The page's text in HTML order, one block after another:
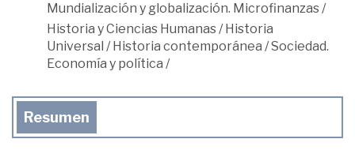
Mundialización y globalización. Microfinanzas/
Historia y Ciencias Humanas/Historia
Universal /Historia contemporánea /Sociedad.
Economía y política /
Resumen